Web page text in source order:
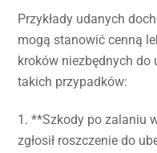
Przykłady udanych
mogą stanowić cenną
kroków niezbędnych do
takich przypadków:
1. **Szkody po zalaniu
zgłosił roszczenie do